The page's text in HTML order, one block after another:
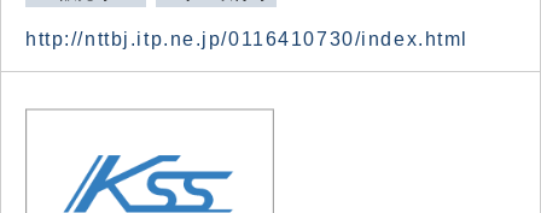
http://nttbj.itp.ne.jp/0116410730/index.html